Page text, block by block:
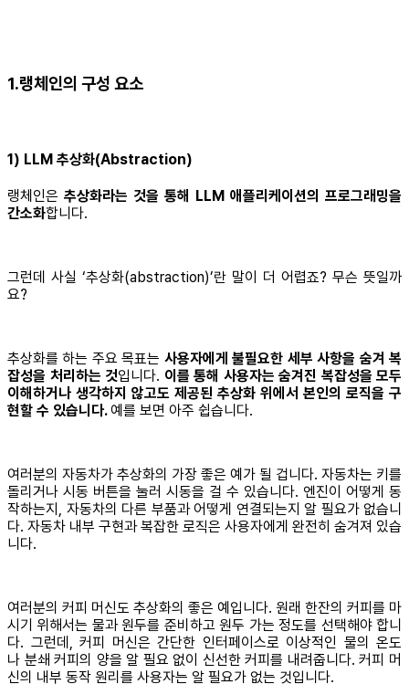
1.랭체인의 구성 요소
1) LLM 추상화(Abstraction)
랭체인은 추상화라는 것을 통해 LLM 애플리케이션의 프로그래밍을
간소화합니다.
그런데 사실 ‘추상화(abstraction)’란 말이 더 어렵죠? 무슨 뜻일까
요?
추상화를 하는 주요 목표는 사용자에게 불필요한 세부 사항을 숨겨 복
잡성을 처리하는 것입니다. 이를 통해 사용자는 숨겨진 복잡성을 모두
이해하거나 생각하지 않고도 제공된 추상화 위에서 본인의 로직을 구
현할 수 있습니다.예를 보면 아주 쉽습니다.
여러분의 자동차가 추상화의 가장 좋은 예가 될 겁니다. 자동차는 키를
돌리거나 시동 버튼을 눌러 시동을 걸 수 있습니다. 엔진이 어떻게 동
작하는지, 자동차의 다른 부품과 어떻게 연결되는지 알 필요가 없습니
다. 자동차 내부 구현과 복잡한 로직은 사용자에게 완전히 숨겨져 있습
니다.
여러분의 커피 머신도 추상화의 좋은 예입니다. 원래 한잔의 커피를 마
시기 위해서는 물과 원두를 준비하고 원두 가는 정도를 선택해야 합니
다. 그런데, 커피 머신은 간단한 인터페이스로 이상적인 물의 온도
나 분쇄 커피의 양을 알 필요 없이 신선한 커피를 내려줍니다. 커피 머
신의 내부 동작 원리를 사용자는 알 필요가 없는 것입니다.